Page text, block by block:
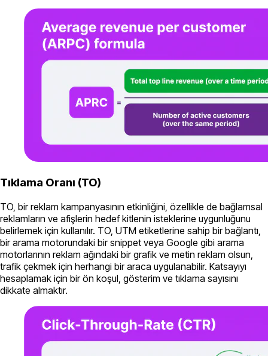
Tıklama Oranı (TO)
TO, bir reklam kampanyasının etkinliğini, özellikle de bağlamsal
reklamların ve afişlerin hedef kitlenin isteklerine uygunluğunu
belirlemek için kullanılır. TO, UTM etiketlerine sahip bir bağlantı,
bir arama motorundaki bir snippet veya Google gibi arama
motorlarının reklam ağındaki bir grafik ve metin reklam olsun,
trafik çekmek için herhangi bir araca uygulanabilir. Katsayıyı
hesaplamak için bir ön koşul, gösterim ve tıklama sayısını
dikkate almaktır.